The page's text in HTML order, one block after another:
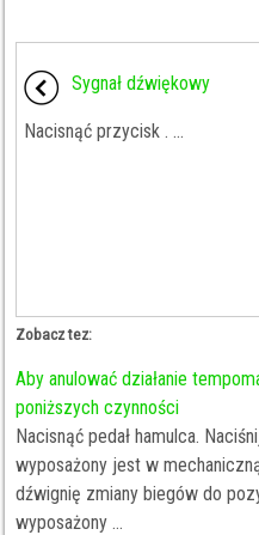
Sygnał dźwiękowy
Nacisnąć przycisk . ...
Zobacz tez:
Aby anulować działanie
poniższych czynności
Nacisnąć pedał hamulca.
wyposażony jest w
dźwignię zmiany biegów do
wyposażony ...